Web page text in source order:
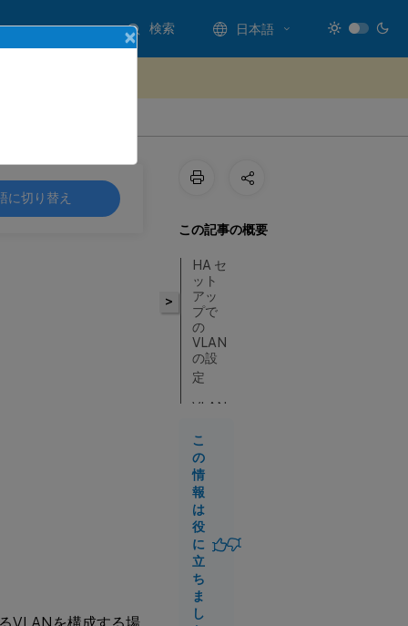
検索 日本語
に切り替え
VLANを構成する場
>
この記事の概要
HA セ
ット
アッ
プで
の
VLAN
の設
定
VLAN
成ま
たは
変更
VLAN
のモ
ニタ
リン
グ
こ
の
情
報
は
役
に
立
ち
ま
し
×